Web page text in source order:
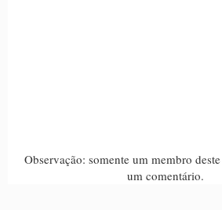
Observação: somente um membro
um comentário.